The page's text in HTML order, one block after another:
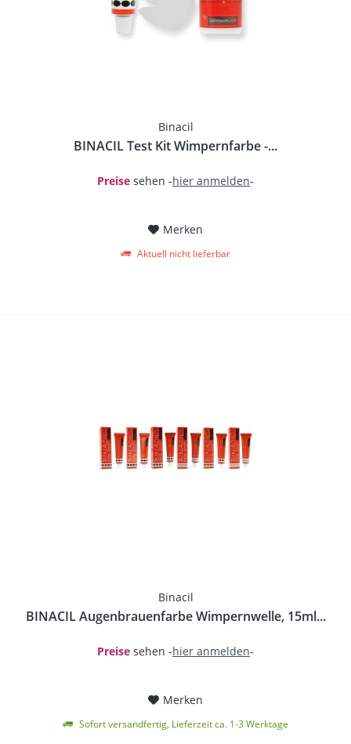
Binacil
BINACIL Test Kit Wimpernfarbe -...
Preise sehen -hier anmelden-
Merken
Aktuell nicht lieferbar
Binacil
BINACIL Augenbrauenfarbe Wimpernwelle, 15ml...
Preise sehen -hier anmelden-
Merken
Sofort versandfertig, Lieferzeit ca. 1-3 Werktage